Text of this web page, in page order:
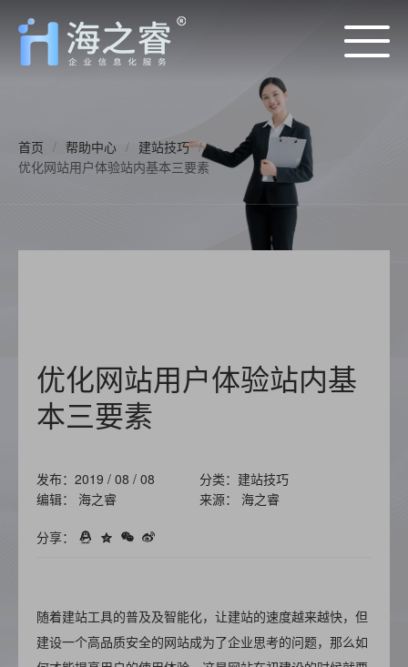
首页 / 帮助中心 / 建站技巧 /
优化网站用户体验站内基本三要素
优化网站用户体验站内基
本三要素
发布：2019 / 08 / 08
分类：建站技巧
编辑： 海之睿
来源： 海之睿
分享：
随着建站工具的普及及智能化，让建站的速度越来越快，但
建设一个高品质安全的网站成为了企业思考的问题，那么如